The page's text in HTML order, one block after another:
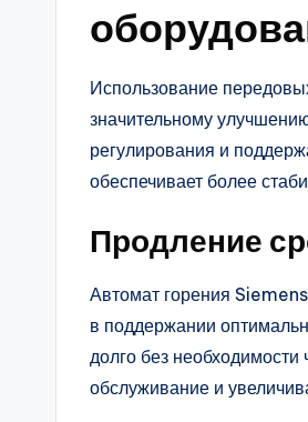
Использование
значительному
регулирования и
обеспечивает более
Продление
Автомат горения
в поддержании
долго без
обслуживание и